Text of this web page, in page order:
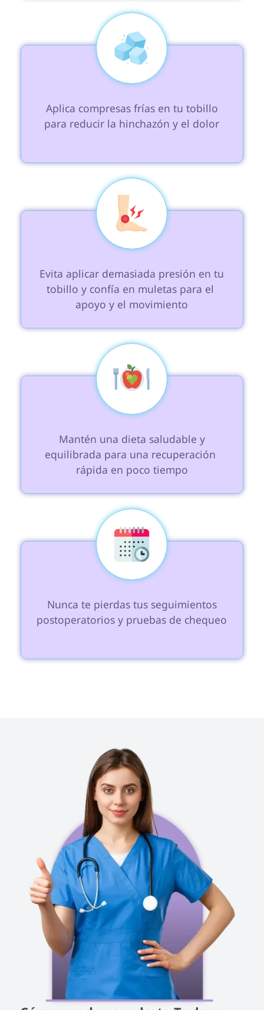
para reducir la hinchazón y el dolor
tobillo y confía en muletas para el
apoyo y el movimiento
equilibrada para una recuperación
rápida en poco tiempo
postoperatorios y pruebas de chequeo